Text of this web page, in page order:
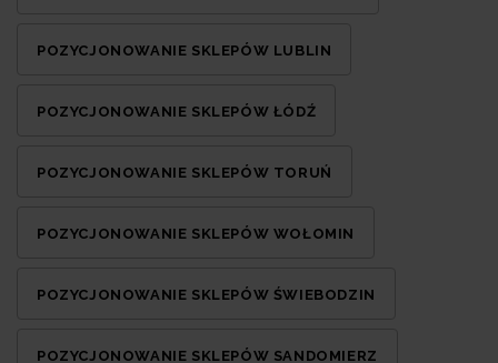
POZYCJONOWANIE SKLEPÓW LUBLIN
POZYCJONOWANIE SKLEPÓW ŁÓDŹ
POZYCJONOWANIE SKLEPÓW TORUŃ
POZYCJONOWANIE SKLEPÓW WOŁOMIN
POZYCJONOWANIE SKLEPÓW ŚWIEBODZIN
POZYCJONOWANIE SKLEPÓW SANDOMIERZ